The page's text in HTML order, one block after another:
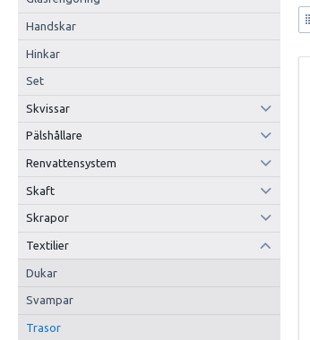
Handskar
Hinkar
Set
Skvissar
Pälshållare
Renvattensystem
Skaft
Skrapor
Textilier
Dukar
Svampar
Trasor